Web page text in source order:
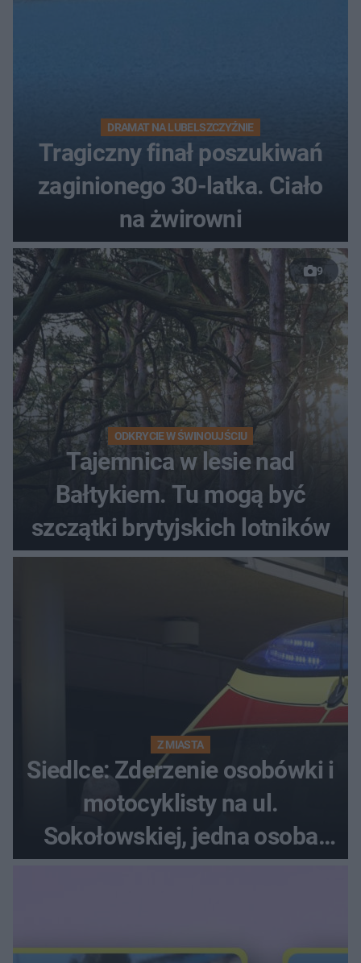
DRAMAT NA LUBELSZCZYŹNIE
Tragiczny finał poszukiwań
zaginionego 30-latka. Ciało
na żwirowni
9
ODKRYCIE W ŚWINOUJŚCIU
Tajemnica w lesie nad
Bałtykiem. Tu mogą być
szczątki brytyjskich lotników
Z MIASTA
Siedlce: Zderzenie osobówki i
motocyklisty na ul.
Sokołowskiej, jedna osoba
ranna!